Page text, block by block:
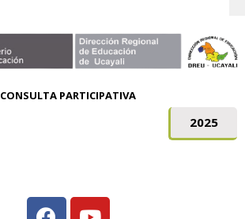
CONSULTA PARTICIPATIVA
2025